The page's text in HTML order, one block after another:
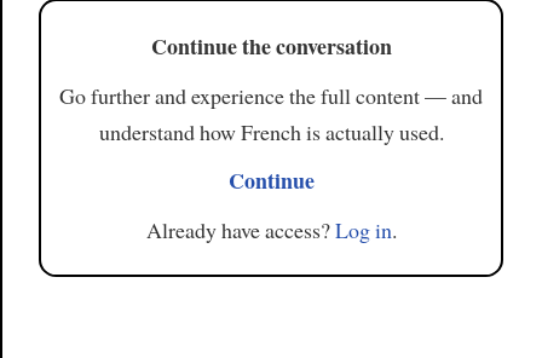
Continue the conversation
Go further and experience the full content — and
understand how French is actually used.
Continue
Already have access?Log in.